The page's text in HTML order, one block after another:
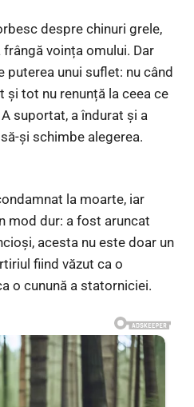
despre chinuri grele,
voința omului. Dar
puterea unui suflet: nu când
și tot nu renunță la ceea ce
suportat, a îndurat și a
și schimbe alegerea.
la moarte, iar
mod dur: a fost aruncat
acesta nu este doar un
fiind văzut ca o
o cunună a statorniciei.